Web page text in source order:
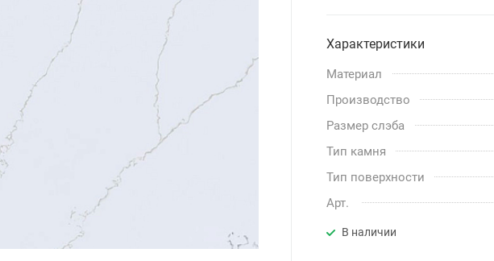
Характеристики
Материал
Производство
Размер слэба
Тип камня
Тип поверхности
Арт.
В наличии